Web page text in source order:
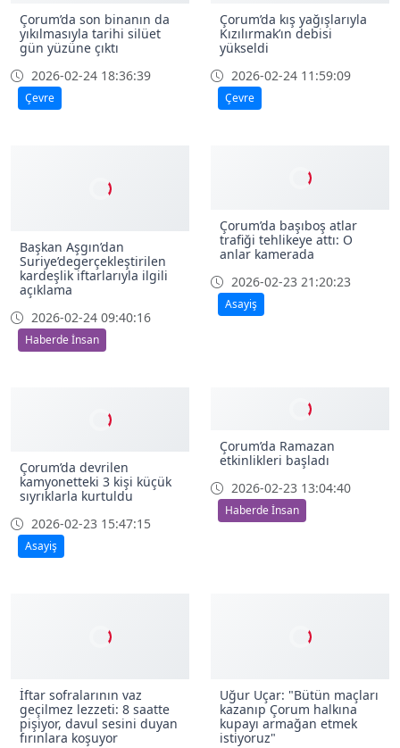
Çorum’da son binanın da
yıkılmasıyla tarihi silüet
gün yüzüne çıktı
2026-02-24 18:36:39
Çevre
Çorum’da kış yağışlarıyla
Kızılırmak’ın debisi
yükseldi
2026-02-24 11:59:09
Çevre
Başkan Aşgın’dan
Suriye’degerçekleştirilen
kardeşlik iftarlarıyla ilgili
açıklama
2026-02-24 09:40:16
Haberde İnsan
Çorum’da başıboş atlar
trafiği tehlikeye attı: O
anlar kamerada
2026-02-23 21:20:23
Asayiş
Çorum’da devrilen
kamyonetteki 3 kişi küçük
sıyrıklarla kurtuldu
2026-02-23 15:47:15
Asayiş
Çorum’da Ramazan
etkinlikleri başladı
2026-02-23 13:04:40
Haberde İnsan
İftar sofralarının vaz
geçilmez lezzeti: 8 saatte
pişiyor, davul sesini duyan
fırınlara koşuyor
Uğur Uçar: "Bütün maçları
kazanıp Çorum halkına
kupayı armağan etmek
istiyoruz"